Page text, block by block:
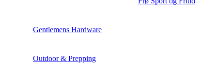
Gentlemens Hardware
Outdoor & Prepping